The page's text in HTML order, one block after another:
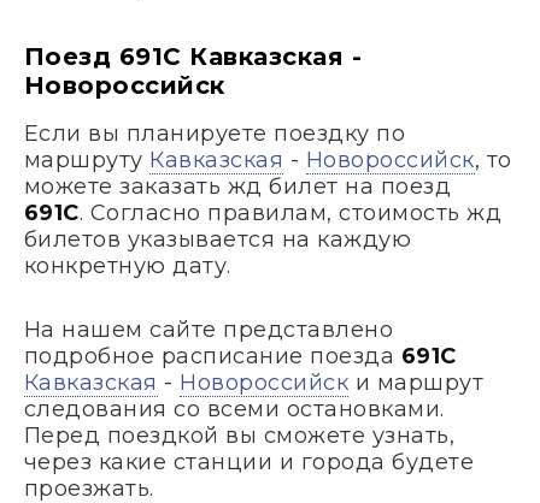
Поезд 691С Кавказская -
Новороссийск
Если вы планируете поездку по
маршруту Кавказская - Новороссийск, то
можете заказать жд билет на поезд
691С. Согласно правилам, стоимость жд
билетов указывается на каждую
конкретную дату.
На нашем сайте представлено
подробное расписание поезда 691С
Кавказская - Новороссийск и маршрут
следования со всеми остановками.
Перед поездкой вы сможете узнать,
через какие станции и города будете
проезжать.